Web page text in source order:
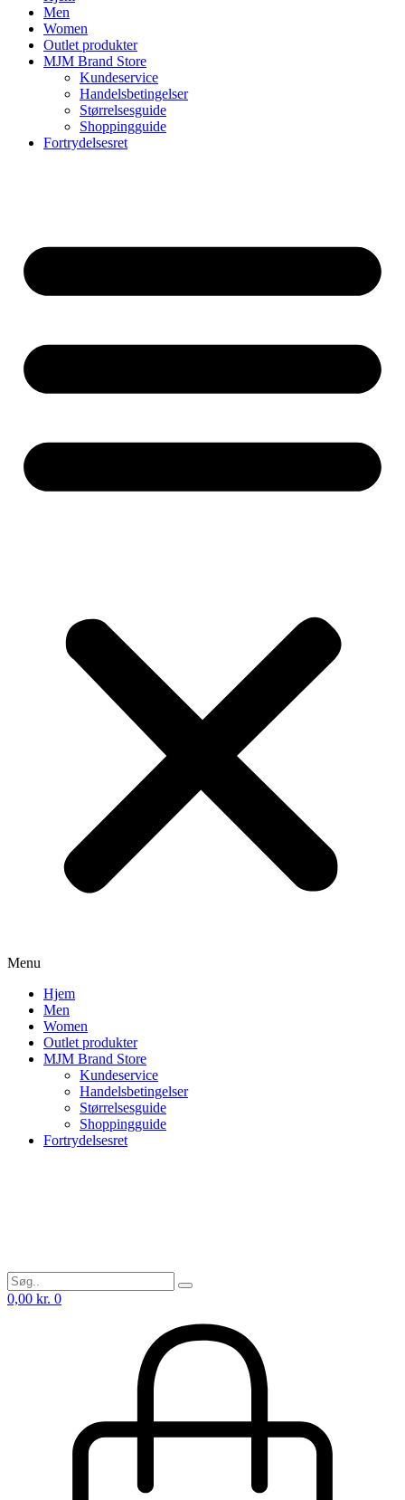
Men
Women
Outlet produkter
MJM Brand Store
Kundeservice
Handelsbetingelser
Størrelsesguide
Shoppingguide
Fortrydelsesret
Menu
Hjem
Men
Women
Outlet produkter
MJM Brand Store
Kundeservice
Handelsbetingelser
Størrelsesguide
Shoppingguide
Fortrydelsesret
0,00 kr. 0